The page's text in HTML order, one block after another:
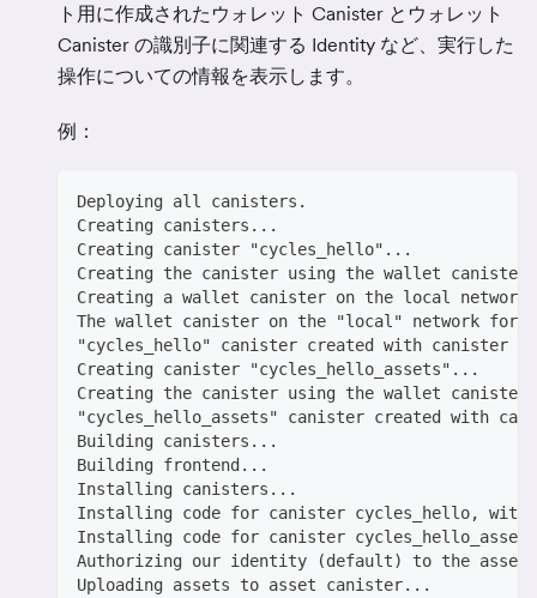
ト用に作成されたウォレット Canister とウォレット
Canister の識別子に関連する Identity など、実行した
操作についての情報を表示します。
例：
Deploying all canisters.
Creating canisters...
Creating canister "cycles_hello"...
Creating the canister using the wallet
Creating a wallet canister on the local network.
The wallet canister on the "local" network for
"cycles_hello" canister created with canister
Creating canister "cycles_hello_assets"...
Creating the canister using the wallet
"cycles_hello_assets" canister created with
Building canisters...
Building frontend...
Installing canisters...
Installing code for canister cycles_hello, with
Installing code for canister
Authorizing our identity (default) to the
Uploading assets to asset canister...